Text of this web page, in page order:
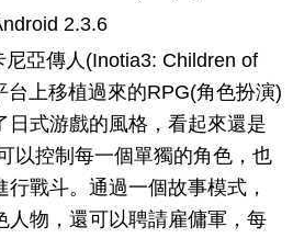
2.3.6
亞傳人(Inotia3: Children of
台上移植過來的RPG(角色扮演)
日式游戲的風格，看起來還是
以控制每一個單獨的角色，也
戰斗。通過一個故事模式，
人物，還可以聘請雇傭軍，每